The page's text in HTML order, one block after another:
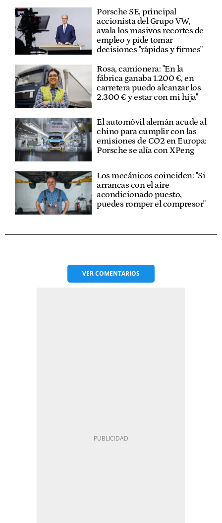
Porsche SE, principal
accionista del Grupo VW,
avala los masivos recortes de
empleo y pide tomar
decisiones "rápidas y firmes"
Rosa, camionera: "En la
fábrica ganaba 1.200 €, en
carretera puedo alcanzar los
2.300 € y estar con mi hija"
El automóvil alemán acude al
chino para cumplir con las
emisiones de CO2 en Europa:
Porsche se alía con XPeng
Los mecánicos coinciden: "Si
arrancas con el aire
acondicionado puesto,
puedes romper el compresor"
VERCOMENTARIOS